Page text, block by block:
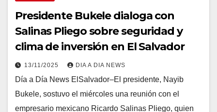
Presidente Bukele dialoga con
Salinas Pliego sobre seguridad y
clima de inversión en El Salvador
13/11/2025 DIA A DIA NEWS
Día a Día News ElSalvador–El presidente, Nayib
Bukele, sostuvo el miércoles una reunión con el
empresario mexicano Ricardo Salinas Pliego, quien